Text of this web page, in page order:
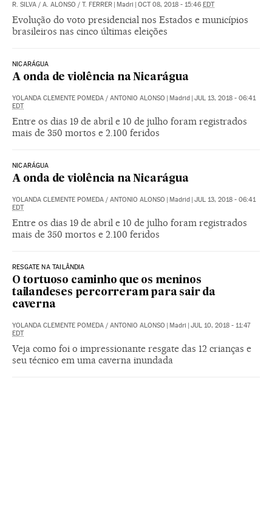
R. SILVA / A. ALONSO / T. FERRER Madri OCT 08, 2018 - 15:46 EDT
Evolução do voto presidencial nos Estados e municípios
brasileiros nas cinco últimas eleições
NICARÁGUA
A onda de violência na Nicarágua
YOLANDA CLEMENTE POMEDA / ANTONIO ALONSO Madrid
JUL 13, 2018 - 06:41
EDT
Entre os dias 19 de abril e 10 de julho foram registrados
mais de 350 mortos e 2.100 feridos
NICARÁGUA
A onda de violência na Nicarágua
YOLANDA CLEMENTE POMEDA / ANTONIO ALONSO Madrid
JUL 13, 2018 - 06:41
EDT
Entre os dias 19 de abril e 10 de julho foram registrados
mais de 350 mortos e 2.100 feridos
RESGATE NA TAILÂNDIA
O tortuoso caminho que os meninos
tailandeses percorreram para sair da
caverna
YOLANDA CLEMENTE POMEDA / ANTONIO ALONSO Madri
JUL 10, 2018 - 11:47
EDT
Veja como foi o impressionante resgate das 12 crianças e
seu técnico em uma caverna inundada